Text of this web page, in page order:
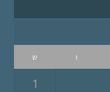
ו ש
1